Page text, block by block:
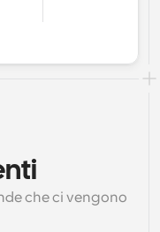
che ci vengono